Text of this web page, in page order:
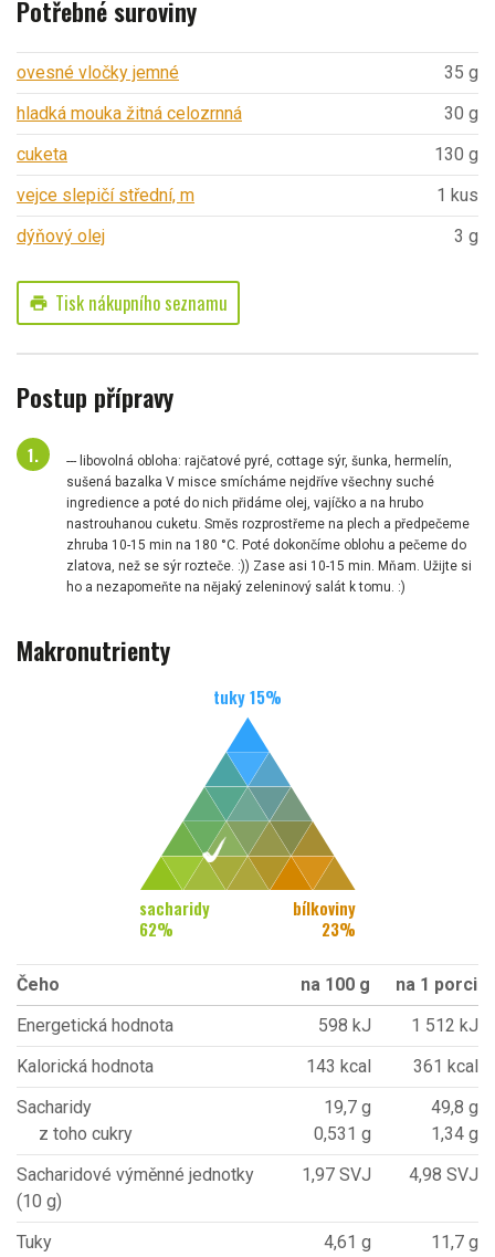
Potřebné suroviny
ovesné vločky jemné
35 g
hladká mouka žitná celozrnná
30 g
cuketa
130 g
vejce slepičí střední, m
1 kus
dýňový olej
3 g
print Tisk nákupního seznamu
Postup přípravy
--- libovolná obloha: rajčatové pyré, cottage sýr, šunka, hermelín,
sušená bazalka V misce smícháme nejdříve všechny suché
ingredience a poté do nich přidáme olej, vajíčko a na hrubo
nastrouhanou cuketu. Směs rozprostřeme na plech a předpečeme
zhruba 10-15 min na 180 °C. Poté dokončíme oblohu a pečeme do
zlatova, než se sýr rozteče. :)) Zase asi 10-15 min. Mňam. Užijte si
ho a nezapomeňte na nějaký zeleninový salát k tomu. :)
Makronutrienty
tuky15%
sacharidy
62%
bílkoviny
23%
Čeho na 100 g
na 1 porci
Energetická hodnota
598 kJ
1 512 kJ
Kalorická hodnota
143 kcal
361 kcal
Sacharidy
z toho cukry
19,7 g
0,531 g
49,8 g
1,34 g
Sacharidové výměnné jednotky
(10 g)
1,97 SVJ 4,98 SVJ
Tuky
4,61 g
11,7 g